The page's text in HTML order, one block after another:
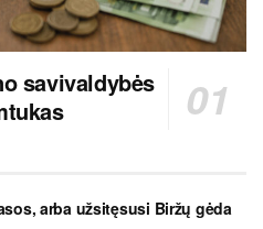
savivaldybės
arba užsitęsusi Biržų gėda